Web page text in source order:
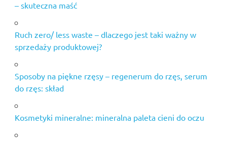
– skuteczna maść
Ruch zero/ less waste – dlaczego jest taki ważny w
sprzedaży produktowej?
Sposoby na piękne rzęsy – regenerum do rzęs, serum
do rzęs: skład
Kosmetyki mineralne: mineralna paleta cieni do oczu